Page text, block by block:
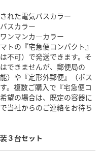
れた電気バスカラー
スカラー
ンマンカ―カラー
トの『宅急便コンパクト』
不可）で発送できます。そ
できませんが、郵便局の
）や『定形外郵便』（ポス
。複数ご購入で『宅急便コ
望の場合は、既定の容器に
当社からのご連絡をお待ち
３台セット